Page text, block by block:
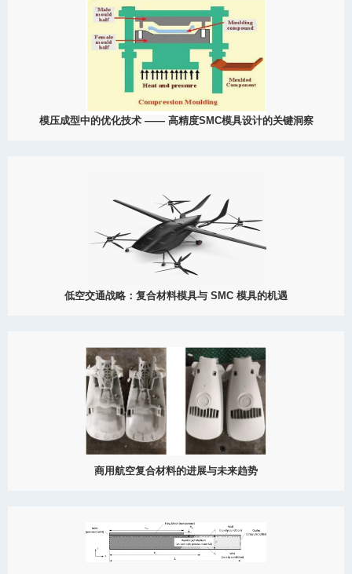
View Detail
2025
模压成型中的优化技术 —— 高精度SMC模具设计的关键洞察
2025
低空交通战略：复合材料模具与 SMC 模具的机遇
eVTOL、无人机与城市空中交通。
View Detail
10/04
2025商用航空复合材料的进展与未来趋势